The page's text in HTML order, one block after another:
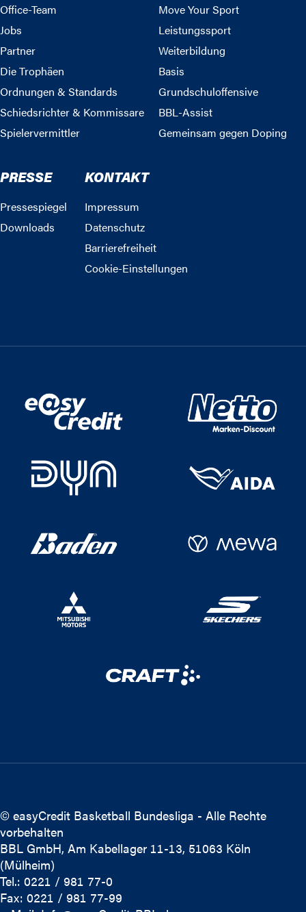
Office-Team
Jobs
Partner
Die Trophäen
Ordnungen & Standards
Schiedsrichter & Kommissare
Spielervermittler
Move Your Sport
Leistungssport
Weiterbildung
Basis
Grundschuloffensive
BBL-Assist
Gemeinsam gegen Doping
PRESSE
Pressespiegel
Downloads
KONTAKT
Impressum
Datenschutz
Barrierefreiheit
Cookie-Einstellungen
© easyCredit Basketball Bundesliga - Alle Rechte
vorbehalten
BBL GmbH, Am Kabellager 11-13, 51063 Köln
(Mülheim)
Tel.: 0221 / 981 77-0
Fax: 0221 / 981 77-99